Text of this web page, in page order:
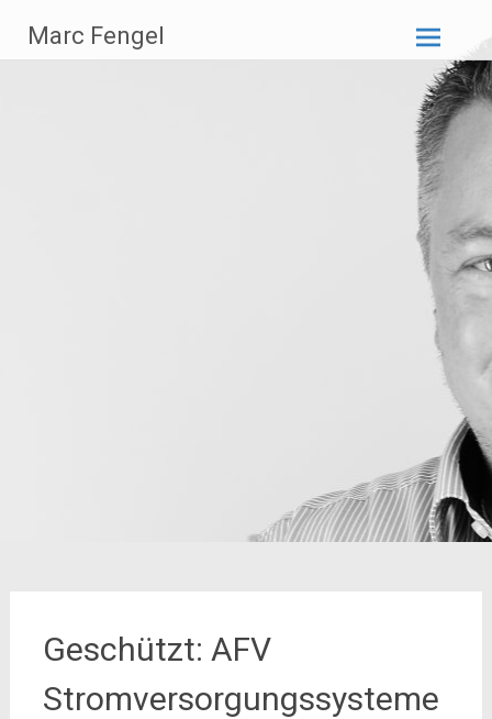
Inhalt
springen
Marc Fengel
Geschützt: AFV
Stromversorgungssysteme